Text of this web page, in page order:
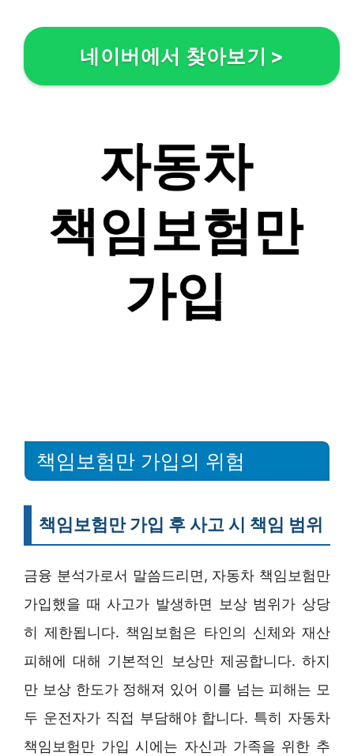
네이버에서 찾아보기 >
책임보험만 가입의 위험
책임보험만 가입 후 사고 시 책임 범위
금융 분석가로서 말씀드리면, 자동차 책임보험만
가입했을 때 사고가 발생하면 보상 범위가 상당
히 제한됩니다. 책임보험은 타인의 신체와 재산
피해에 대해 기본적인 보상만 제공합니다. 하지
만 보상 한도가 정해져 있어 이를 넘는 피해는 모
두 운전자가 직접 부담해야 합니다. 특히 자동차
책임보험만 가입 시에는 자신과 가족을 위한 추